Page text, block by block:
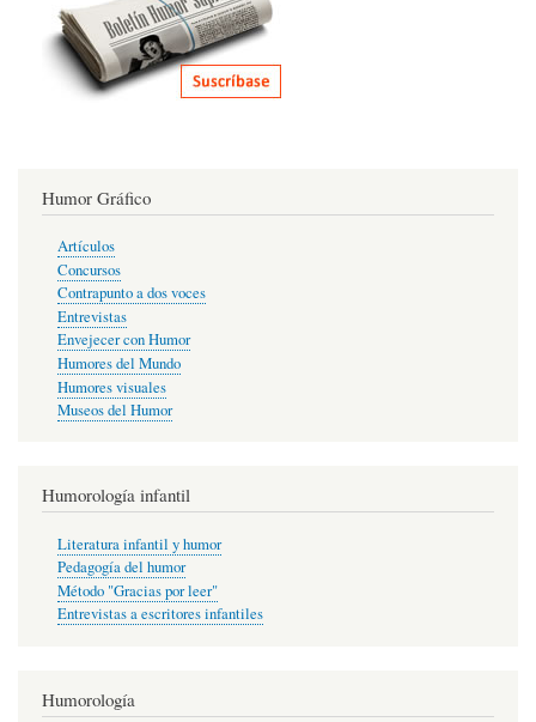
Humor Gráfico
Artículos
Concursos
Contrapunto a dos voces
Entrevistas
Envejecer con Humor
Humores del Mundo
Humores visuales
Museos del Humor
Humorología infantil
Literatura infantil y humor
Pedagogía del humor
Método "Gracias por leer"
Entrevistas a escritores infantiles
Humorología